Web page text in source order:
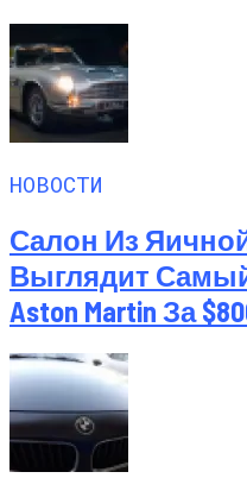
НОВОСТИ
Салон Из
Выглядит
Aston Martin За